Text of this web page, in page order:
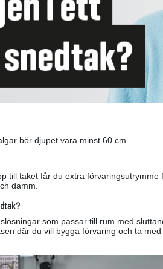
bör djupet vara minst 60 cm.
till taket får du extra
damm.
som passar till rum med
där du vill bygga förvaring och ta